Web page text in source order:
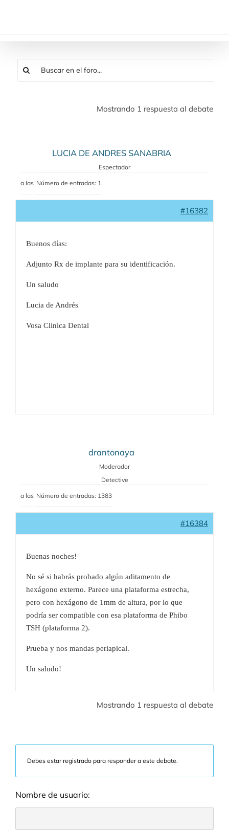
Mostrando 1 respuesta al debate
LUCIA DE ANDRES SANABRIA
Espectador
a las Número de entradas: 1
#16382
Buenos días:
Adjunto Rx de implante para su identificación.
Un saludo
Lucia de Andrés
Vosa Clinica Dental
drantonaya
Moderador
Detective
a las Número de entradas: 1383
#16384
Buenas noches!
No sé si habrás probado algún aditamento de
hexágono externo. Parece una plataforma estrecha,
pero con hexágono de 1mm de altura, por lo que
podría ser compatible con esa plataforma de Phibo
TSH (plataforma 2).
Prueba y nos mandas periapical.
Un saludo!
Mostrando 1 respuesta al debate
Debes estar registrado para responder a este debate.
Nombre de usuario: